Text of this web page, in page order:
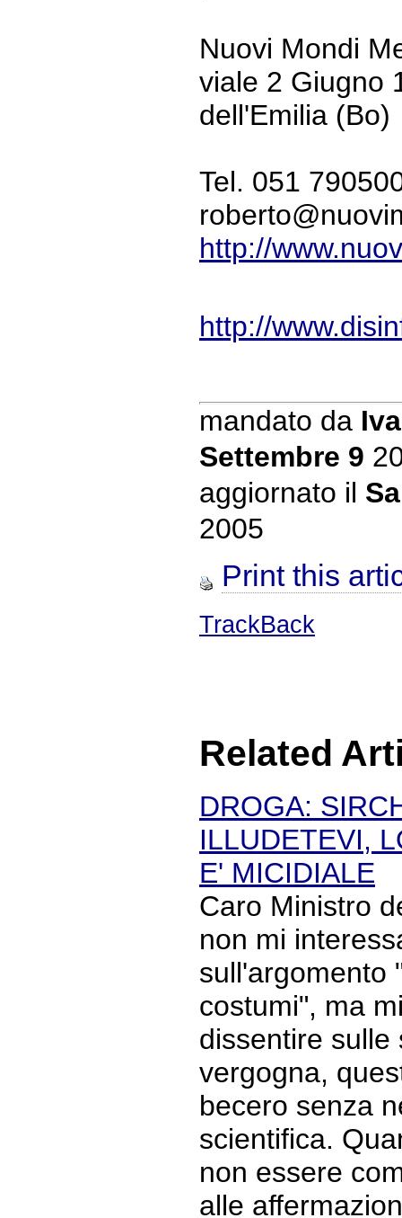
Nuovi Mondi
viale 2 Giugno
dell'Emilia (Bo)
Tel. 051
http://
http://
mandato da
Settembre 9
aggiornato il
2005
Print this
TrackBack
Related
DROGA:
ILLUDETEVI,
E' MICIDIALE
Caro Ministro
non mi
sull'argomento
costumi", ma
dissentire sulle
vergogna,
becero senza
scientifica.
non essere
alle